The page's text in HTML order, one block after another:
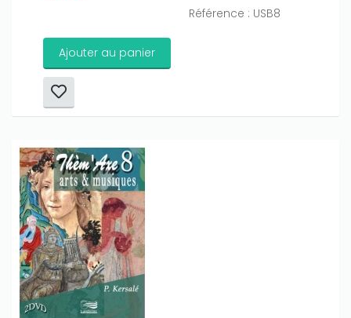
Référence : USB8
Ajouter au panier